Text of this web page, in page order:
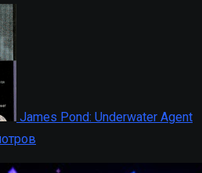
James Pond: Underwater Agent